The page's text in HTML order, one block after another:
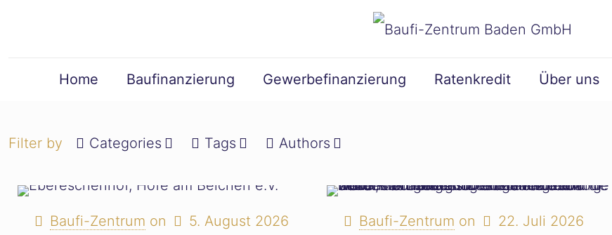
Home Baufinanzierung Gewerbefinanzierung Ratenkredit Über uns
Filter by Categories Tags Authors
Baufi-Zentrum on 5. August 2026 Baufi-Zentrum on 22. Juli 2026